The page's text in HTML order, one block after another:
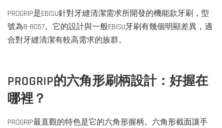
PROGRIP是EBiSU針對牙縫清潔需求所開發的機能款牙刷，型
號為B-8057。它的設計與一般EBiSU牙刷有幾個明顯差異，適
合對牙縫清潔有較高需求的族群。
PROGRIP的六角形刷柄設計：好握在
哪裡？
PROGRIP最直觀的特色是它的六角形握柄。六角形截面讓手